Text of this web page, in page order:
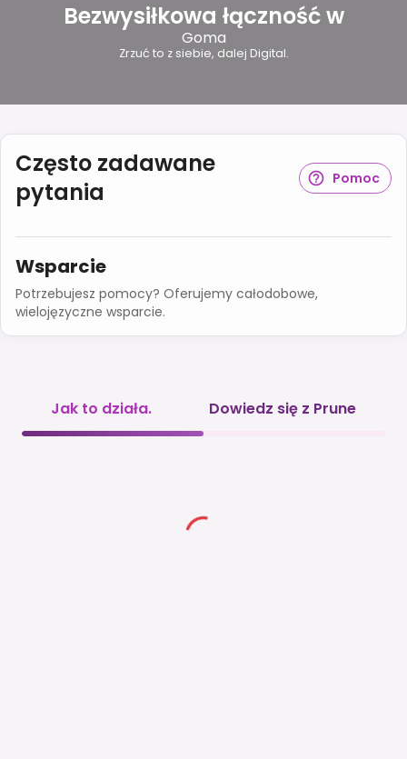
Bezwysiłkowa łączność w
Goma
Zrzuć to z siebie, dalej Digital.
Często zadawane
pytania
Pomoc
Wsparcie
Potrzebujesz pomocy? Oferujemy całodobowe,
wielojęzyczne wsparcie.
Jak to działa. Dowiedz się z Prune